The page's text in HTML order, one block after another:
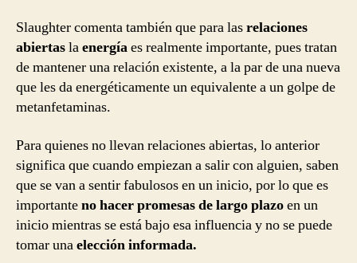
Slaughter comenta también que para lasrelaciones
abiertaslaenergíaes realmente importante, pues tratan
de mantener una relación existente, a la par de una nueva
que les da energéticamente un equivalente a un golpe de
metanfetaminas.
Para quienes no llevan relaciones abiertas, lo anterior
significa que cuando empiezan a salir con alguien, saben
que se van a sentir fabulosos en un inicio, por lo que es
importanteno hacer promesas de largo plazoen un
inicio mientras se está bajo esa influencia y no se puede
tomar unaelección informada.